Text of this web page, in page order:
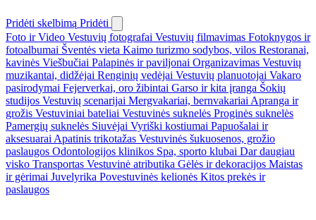
Pridėti skelbimą Pridėti
Foto ir Video Vestuvių fotografai Vestuvių filmavimas Fotoknygos ir
fotoalbumai Šventės vieta Kaimo turizmo sodybos, vilos Restoranai,
kavinės Viešbučiai Palapinės ir paviljonai Organizavimas Vestuvių
muzikantai, didžėjai Renginių vedėjai Vestuvių planuotojai Vakaro
pasirodymai Fejerverkai, oro žibintai Garso ir kita įranga Šokių
studijos Vestuvių scenarijai Mergvakariai, bernvakariai Apranga ir
grožis Vestuviniai bateliai Vestuvinės suknelės Proginės suknelės
Pamergių suknelės Siuvėjai Vyriški kostiumai Papuošalai ir
aksesuarai Apatinis trikotažas Vestuvinės šukuosenos, grožio
paslaugos Odontologijos klinikos Spa, sporto klubai Dar daugiau
visko Transportas Vestuvinė atributika Gėlės ir dekoracijos Maistas
ir gėrimai Juvelyrika Povestuvinės kelionės Kitos prekės ir
paslaugos